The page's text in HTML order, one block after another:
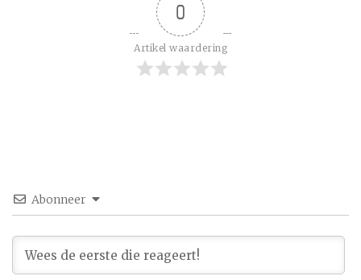
0
Artikel waardering
Abonneer